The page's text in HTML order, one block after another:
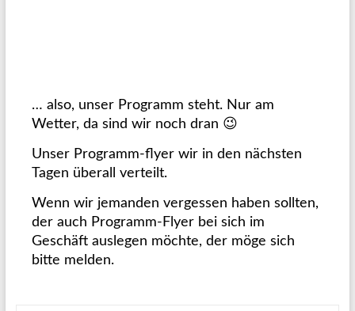
… also, unser Programm steht. Nur am
Wetter, da sind wir noch dran 😉
Unser Programm-flyer wir in den nächsten
Tagen überall verteilt.
Wenn wir jemanden vergessen haben sollten,
der auch Programm-Flyer bei sich im
Geschäft auslegen möchte, der möge sich
bitte melden.